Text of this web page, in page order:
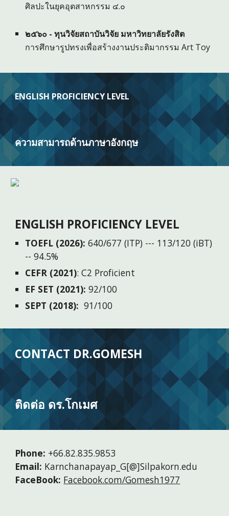
ศิลปะในยุคอุตสาหกรรม ๔.๐
๒๕๖๐ - ทุนวิจัยสถาบันวิจัย มหาวิทยาลัยรังสิต
การศึกษารูปทรงเพื่อสร้างงานประติมากรรม Art Toy
ENGLISH PROFICIENCY LEVEL
ความสามารถด้านภาษาอังกฤษ
ENGLISH PROFICIENCY LEVEL
TOEFL (2026):640/677 (ITP) --- 113/120 (iBT)
-- 94.5%
CEFR (2021): C2 Proficient
EF SET (2021): 92/100
SEPT (2018): 91/100
CONTACT DR.GOMESH
ติดต่อ ดร.โกเมศ
Phone: +66.82.835.9853
Email: Karnchanapayap_G[@]Silpakorn.edu
FaceBook: Facebook.com/Gomesh1977